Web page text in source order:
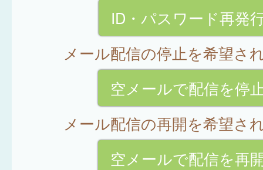
ID・パスワード再発
メール配信の停止を希望さ
空メールで配信を停
メール配信の再開を希望さ
空メールで配信を再